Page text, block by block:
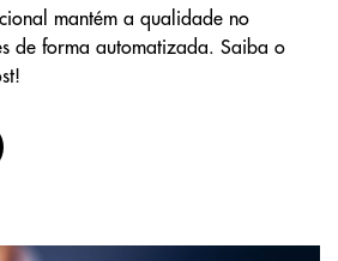
mantém a qualidade no
de forma automatizada. Saiba o